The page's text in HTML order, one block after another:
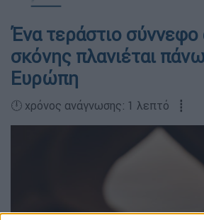
Ένα τεράστιο σύννεφο
σκόνης πλανιέται
Ευρώπη
🕛 χρόνος ανάγνωσης: 1 λεπτό ┋